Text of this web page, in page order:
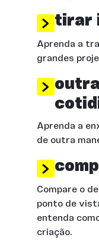
tirar
Aprenda a
grandes
Aprenda a
de outra
Compare o
ponto de
entenda
criação.